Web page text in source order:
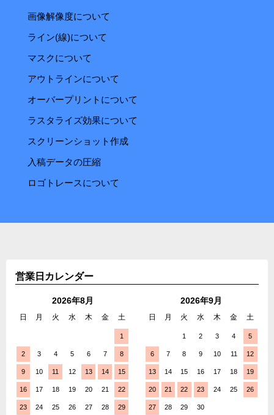
画像解像度について
ライン(線)について
マスクについて
アウトラインについて
オーバープリントについて
ラスタライズ効果について
スクリーンショット作成
入稿データの圧縮
ロゴトレースについて
営業日カレンダー
2026年8月
日 月 火 水 木 金 土
1
2 3 4 5 6 7 8
9 10 11 12 13 14 15
16 17 18 19 20 21 22
23 24 25 26 27 28 29
2026年9月
日 月 火 水 木 金 土
1 2 3 4 5
6 7 8 9 10 11 12
13 14 15 16 17 18 19
20 21 22 23 24 25 26
27 28 29 30